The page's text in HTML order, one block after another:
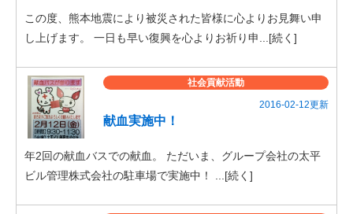
この度、熊本地震により被災された皆様に心よりお見舞い申
し上げます。 一日も早い復興を心よりお祈り申...[続く]
社会貢献活動
2016-02-12更新
献血実施中！
年2回の献血バスでの献血。 ただいま、グループ会社の太平
ビル管理株式会社の駐車場で実施中！ ...[続く]